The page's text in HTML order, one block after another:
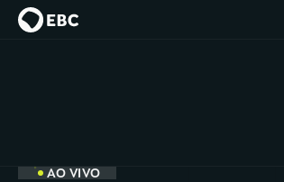
AO VIVO